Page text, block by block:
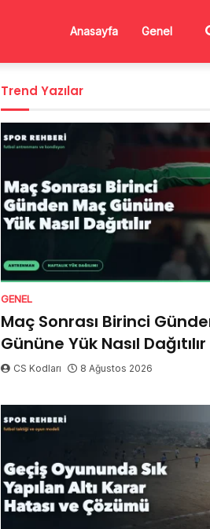
Anasayfa Genel
Trend Yazılar
GENEL
Maç Sonrası Birinci
Gününe Yük Nasıl Dağıtılır
CS Kodları 8 Ağustos 2026